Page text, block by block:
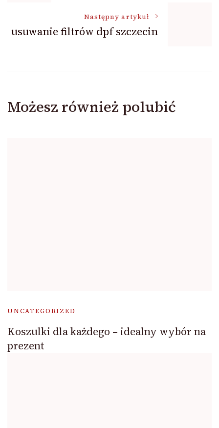
Następny artykuł
usuwanie filtrów dpf szczecin
Możesz również polubić
UNCATEGORIZED
Koszulki dla każdego – idealny wybór na
prezent